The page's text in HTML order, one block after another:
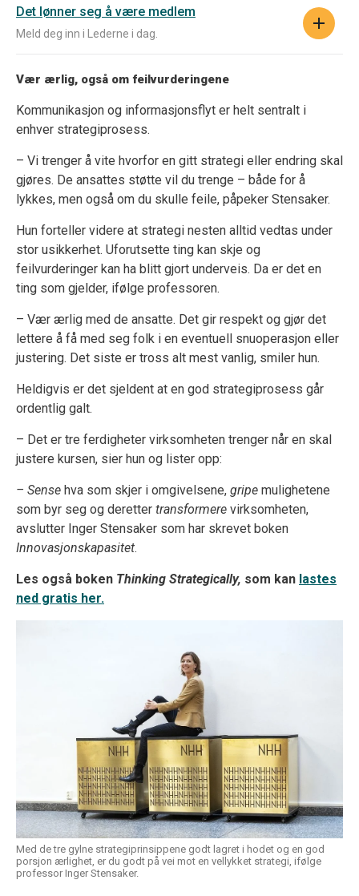
Det lønner seg å være medlem
Meld deg inn i Lederne i dag.
Vær ærlig, også om feilvurderingene
Kommunikasjon og informasjonsflyt er helt sentralt i
enhver strategiprosess.
– Vi trenger å vite hvorfor en gitt strategi eller endring skal
gjøres. De ansattes støtte vil du trenge – både for å
lykkes, men også om du skulle feile, påpeker Stensaker.
Hun forteller videre at strategi nesten alltid vedtas under
stor usikkerhet. Uforutsette ting kan skje og
feilvurderinger kan ha blitt gjort underveis. Da er det en
ting som gjelder, ifølge professoren.
– Vær ærlig med de ansatte. Det gir respekt og gjør det
lettere å få med seg folk i en eventuell snuoperasjon eller
justering. Det siste er tross alt mest vanlig, smiler hun.
Heldigvis er det sjeldent at en god strategiprosess går
ordentlig galt.
– Det er tre ferdigheter virksomheten trenger når en skal
justere kursen, sier hun og lister opp:
– Sense hva som skjer i omgivelsene, gripe mulighetene
som byr seg og deretter transformere virksomheten,
avslutter Inger Stensaker som har skrevet boken
Innovasjonskapasitet.
Les også boken Thinking Strategically, som kan lastes
ned gratis her.
Med de tre gylne strategiprinsippene godt lagret i hodet og en god
porsjon ærlighet, er du godt på vei mot en vellykket strategi, ifølge
professor Inger Stensaker.